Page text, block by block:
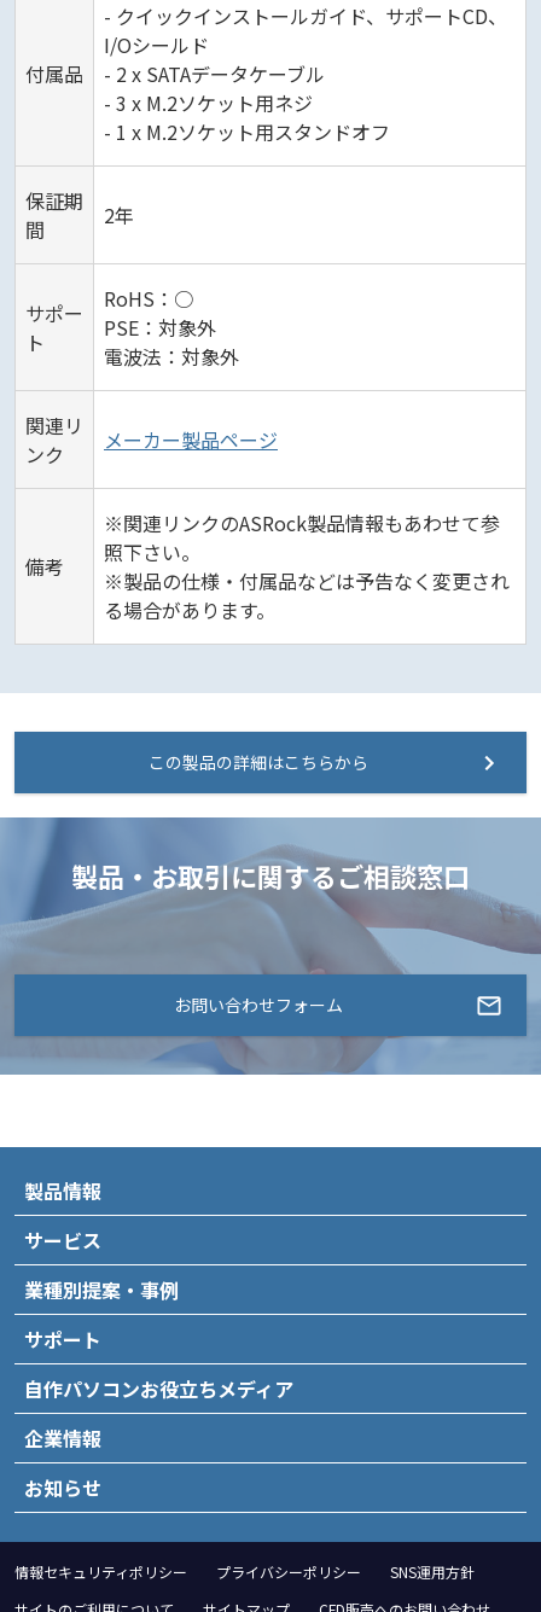
付属品
- クイックインストールガイド、サポートCD、
I/Oシールド
- 2 x SATAデータケーブル
- 3 x M.2ソケット用ネジ
- 1 x M.2ソケット用スタンドオフ
保証期
間
2年
サポー
ト
RoHS：○
PSE：対象外
電波法：対象外
関連リ
ンク
メーカー製品ページ
備考
※関連リンクのASRock製品情報もあわせて参
照下さい。
※製品の仕様・付属品などは予告なく変更され
る場合があります。
この製品の詳細はこちらから
製品・お取引に関するご相談窓口
お問い合わせフォーム
製品情報
サービス
業種別提案・事例
サポート
自作パソコンお役立ちメディア
企業情報
お知らせ
情報セキュリティポリシー プライバシーポリシー
SNS運用方針